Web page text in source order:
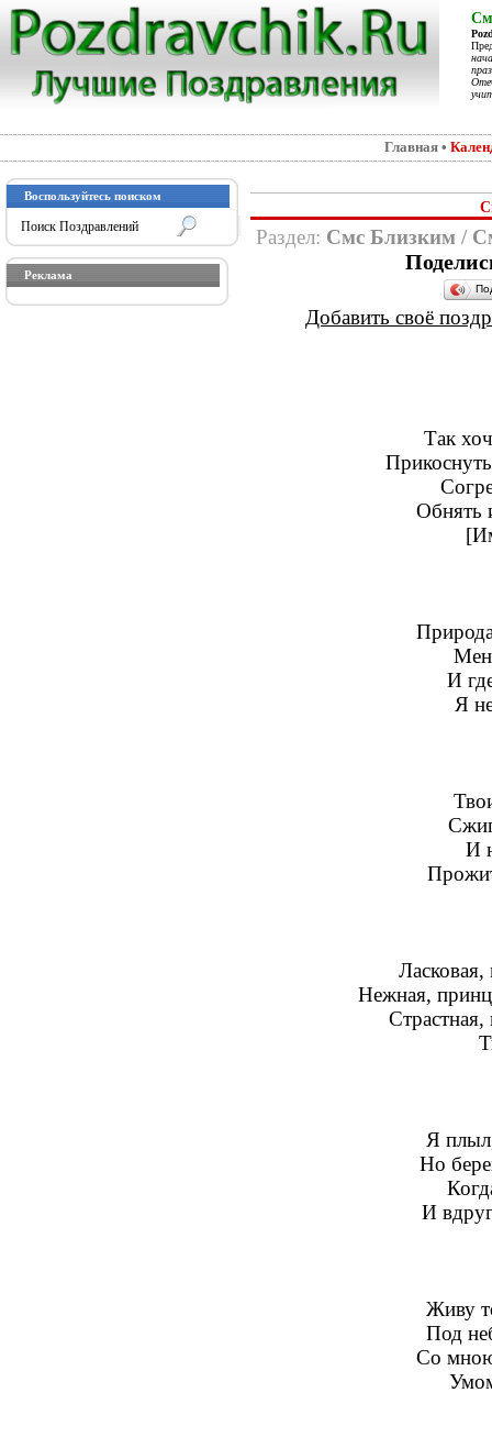
Главная •
Воспользуйтесь поиском
Реклама
Раздел: Смс Близким /
Добавить своё
Так
Обнять
И
Я
И
Ласковая,
Нежная,
Страстная,
Я
Но
И
Живу
Под
Со